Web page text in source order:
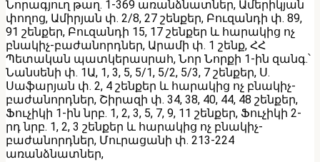
Նորագյուղ թաղ. 1-369 առանձնատներ, Ամերիկյան
փողոց, Ամիրյան փ. 2/8, 27 շենքեր, Բուզանդի փ. 89,
91 շենքեր, Բուզանդի 15, 17 շենքեր և հարակից ոչ
բնակիչ-բաժանորդներ, Արամի փ. 1 շենք, ՀՀ
Պետական պատկերասրահ, Նոր Նորքի 1-ին զանգ.՝
Նանսենի փ. 1Ա, 1, 3, 5, 5/1, 5/2, 5/3, 7 շենքեր, Ս․
Սաֆարյան փ. 2, 4 շենքեր և հարակից ոչ բնակիչ-
բաժանորդներ, Շիրազի փ. 34, 38, 40, 44, 48 շենքեր,
Ֆուչիկի 1-ին նրբ․ 1, 2, 3, 5, 7, 9, 11 շենքեր, Ֆուչիկի 2-
րդ նրբ․ 1, 2, 3 շենքեր և հարակից ոչ բնակիչ-
բաժանորդներ, Մուրացանի փ. 213-224
առանձնատներ,